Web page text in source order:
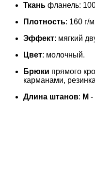
Ткань фланель:
Плотность: 160 г/
Эффект: мягкий
Цвет: молочный.
Брюки прямого
карманами,
Длина штанов: M -